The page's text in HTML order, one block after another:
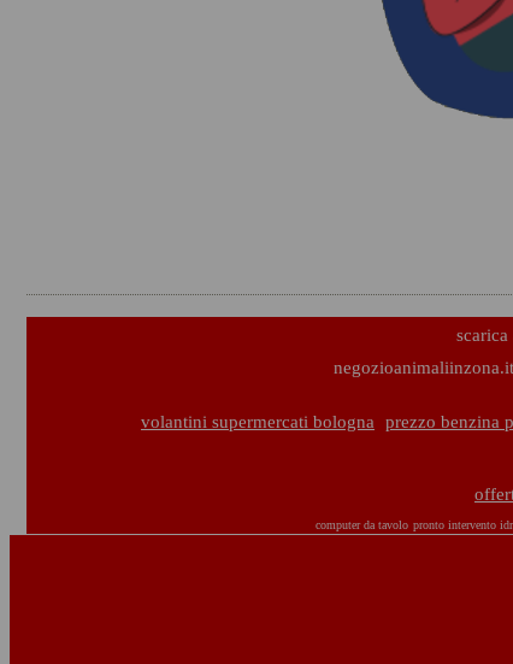
scarica
negozioanimaliinzona.it
volantini supermercati bologna prezzo benzina
computer da tavolo pronto intervento